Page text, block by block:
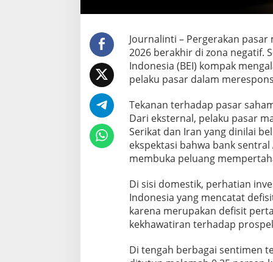
n
u
r
s
a
I
t
L
e
s
u
S
p
a
n
j
a
g
Journalinti – Pergerakan pasar
2026 berakhir di zona negatif.
Indonesia (BEI) kompak
pelaku pasar dalam
Tekanan terhadap pasar
Dari eksternal, pelaku pasar
Serikat dan Iran yang dinilai
ekspektasi bahwa bank
membuka peluang
Di sisi domestik, perhatian
Indonesia yang mencatat
karena merupakan defisit
kekhawatiran terhadap
Di tengah berbagai sentimen